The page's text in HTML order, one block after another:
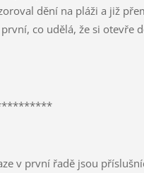
dění na pláži a již
co udělá, že si otevře
v první řadě jsou